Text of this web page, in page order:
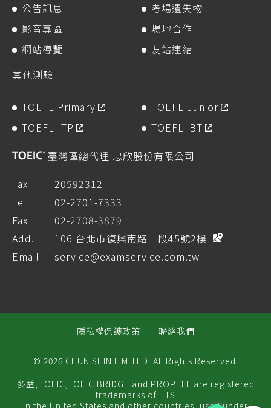
公告訊息
考場遺失物
影音專區
場地合作
網站導覽
友站連結
其他測驗
TOEFL Primary
TOEFL Junior
TOEFL ITP
TOEFL iBT
臺灣區總代理 忠欣股份有限公司
Tax
20592312
Tel
02-2701-7333
Fax
02-2708-3879
Add.
106 台北市復興南路二段45號2樓
Email
service@examservice.com.tw
隱私權保護政策 聯絡我們
© 2026 CHUN SHIN LIMITED. All Rights Reserved.
多益,TOEIC,TOEIC BRIDGE and PROPELL are registered
trademarks of ETS
in the United States and other countries, used under